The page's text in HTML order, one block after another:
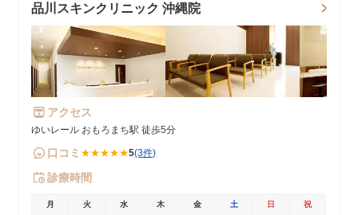
品川スキンクリニック 沖縄院
アクセス
ゆいレール おもろまち駅 徒歩5分
口コミ ★★★★★5(3件)
診療時間
月 火 水 木 金 土 日 祝